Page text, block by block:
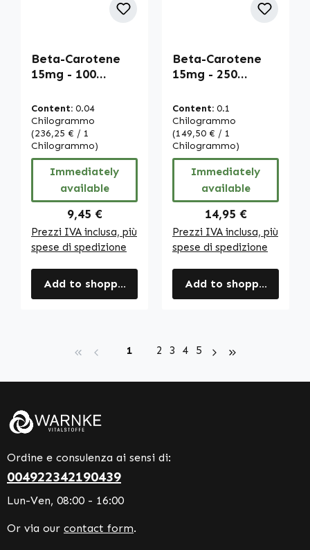
Beta-Carotene
15mg - 100
carotenoide -
provitamina A |
Warnke
Vitalstoffe
Content: 0.04
Chilogrammo
(236,25 € / 1
Chilogrammo)
Immediately
available
Regular price:
9,45 €
Prezzi IVA inclusa, più
spese di spedizione
Add to shopping cart
Beta-Carotene
15mg - 250
carotenoide -
provitamina A |
Warnke
Vitalstoffe
Content: 0.1
Chilogrammo
(149,50 € / 1
Chilogrammo)
Immediately
available
Regular price:
14,95 €
Prezzi IVA inclusa, più
spese di spedizione
Add to shopping cart
Page
1 Page
2 Page
3 Page
4 Page
5
Ordine e consulenza ai sensi di:
004922342190439
Lun-Ven, 08:00 - 16:00
Or via our contact form.